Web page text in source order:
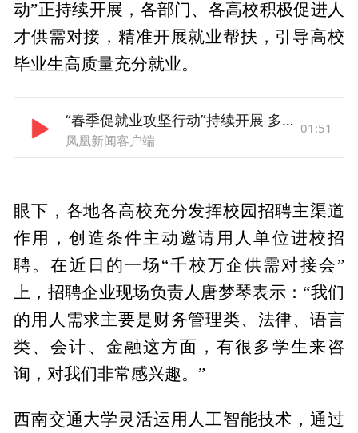
动”正持续开展，各部门、各高校积极促进人
才供需对接，精准开展就业帮扶，引导高校
毕业生高质量充分就业。
“春季促就业攻坚行动”持续开展 多地力促毕业生高质量充分就业
凤凰新闻客户端
01:51
眼下，各地各高校充分发挥校园招聘主渠道
作用，创造条件主动邀请用人单位进校招
聘。在近日的一场“千校万企供需对接会”
上，招聘企业现场负责人唐梦琴表示：“我们
的用人需求主要是财务管理类、法律、语言
类、会计、金融这方面，有很多学生来咨
询，对我们非常感兴趣。”
西南交通大学灵活运用人工智能技术，通过